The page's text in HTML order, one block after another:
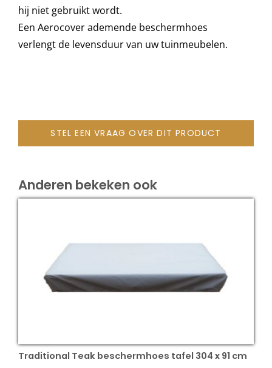
Onze merken
hij niet gebruikt wordt.
Een Aerocover ademende beschermhoes
verlengt de levensduur van uw tuinmeubelen.
STEL EEN VRAAG OVER DIT PRODUCT
Anderen bekeken ook
Traditional Teak beschermhoes tafel 304 x 91 cm